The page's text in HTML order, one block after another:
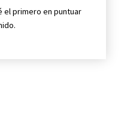
el primero en puntuar